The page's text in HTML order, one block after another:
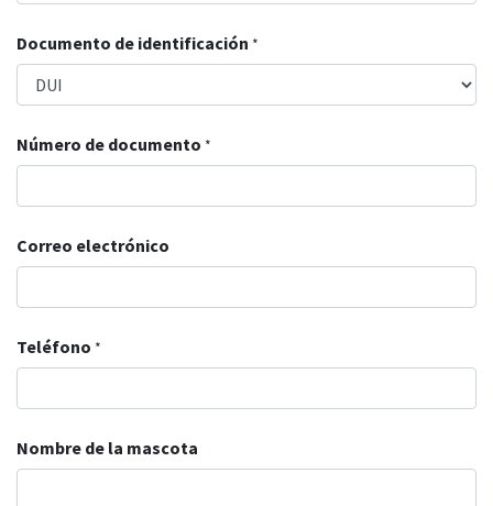
Documento de identificación *
Número de documento *
Correo electrónico
Teléfono *
Nombre de la mascota